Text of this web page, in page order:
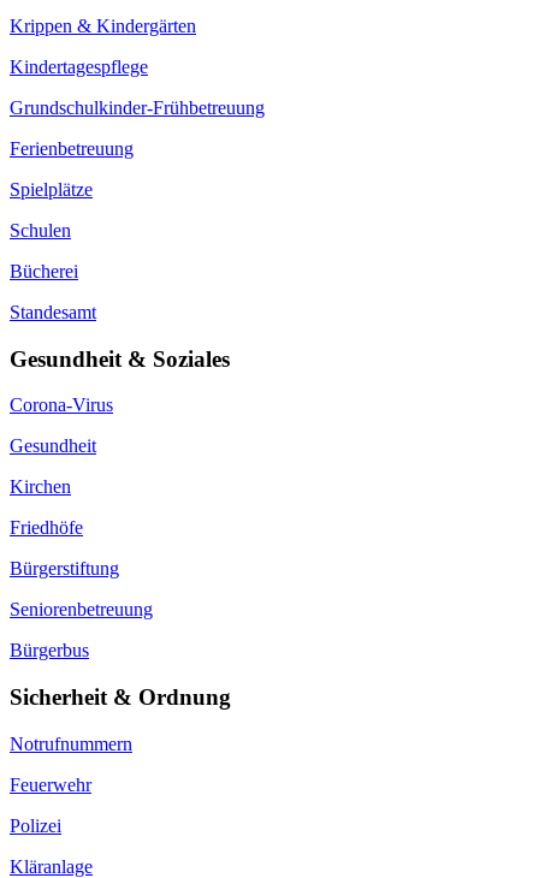
Krippen & Kindergärten
Kindertagespflege
Grundschulkinder-Frühbetreuung
Ferienbetreuung
Spielplätze
Schulen
Bücherei
Standesamt
Gesundheit & Soziales
Corona-Virus
Gesundheit
Kirchen
Friedhöfe
Bürgerstiftung
Seniorenbetreuung
Bürgerbus
Sicherheit & Ordnung
Notrufnummern
Feuerwehr
Polizei
Kläranlage